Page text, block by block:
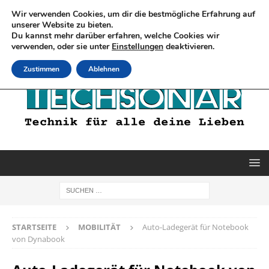
STARTSEITE MOBILITÄT
Auto-Ladegerät für Notebook
von Dynabook
Wir verwenden Cookies, um dir die bestmögliche Erfahrung auf
unserer Website zu bieten.
Du kannst mehr darüber erfahren, welche Cookies wir
verwenden, oder sie unter Einstellungen deaktivieren.
Zustimmen Ablehnen